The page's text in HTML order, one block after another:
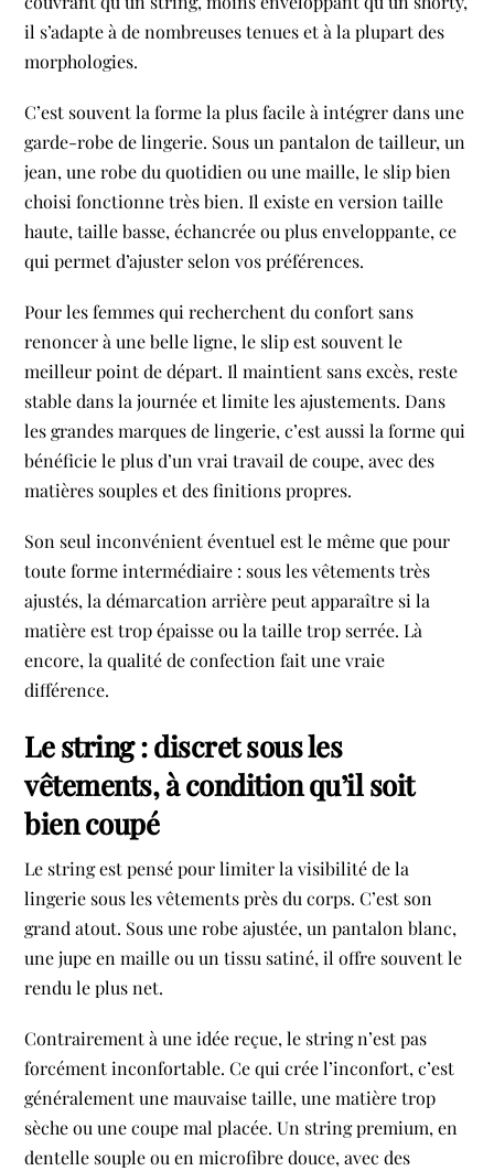
il s’adapte à de nombreuses tenues et à la plupart des
morphologies.
C’est souvent la forme la plus facile à intégrer dans une
garde-robe de lingerie. Sous un pantalon de tailleur, un
jean, une robe du quotidien ou une maille, le slip bien
choisi fonctionne très bien. Il existe en version taille
haute, taille basse, échancrée ou plus enveloppante, ce
qui permet d’ajuster selon vos préférences.
Pour les femmes qui recherchent du confort sans
renoncer à une belle ligne, le slip est souvent le
meilleur point de départ. Il maintient sans excès, reste
stable dans la journée et limite les ajustements. Dans
les grandes marques de lingerie, c’est aussi la forme qui
bénéficie le plus d’un vrai travail de coupe, avec des
matières souples et des finitions propres.
Son seul inconvénient éventuel est le même que pour
toute forme intermédiaire : sous les vêtements très
ajustés, la démarcation arrière peut apparaître si la
matière est trop épaisse ou la taille trop serrée. Là
encore, la qualité de confection fait une vraie
différence.
Le string : discret sous les
vêtements, à condition qu’il soit
bien coupé
Le string est pensé pour limiter la visibilité de la
lingerie sous les vêtements près du corps. C’est son
grand atout. Sous une robe ajustée, un pantalon blanc,
une jupe en maille ou un tissu satiné, il offre souvent le
rendu le plus net.
Contrairement à une idée reçue, le string n’est pas
forcément inconfortable. Ce qui crée l’inconfort, c’est
généralement une mauvaise taille, une matière trop
sèche ou une coupe mal placée. Un string premium, en
dentelle souple ou en microfibre douce, avec des